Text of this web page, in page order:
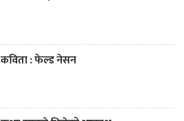
कविता : फेल्ड नेसन